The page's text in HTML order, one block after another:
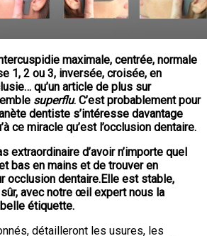
maximale, centrée, normale
1, 2 ou 3, inversée, croisée, en
qu’un article de plus sur
superflu. C’est probablement pour
dentiste s’intéresse davantage
ce miracle qu’est l’occlusion dentaire.
extraordinaire d’avoir n’importe quel
bas en mains et de trouver en
occlusion dentaire.Elle est stable,
avec notre œil expert nous la
étiquette.
détailleront les usures, les